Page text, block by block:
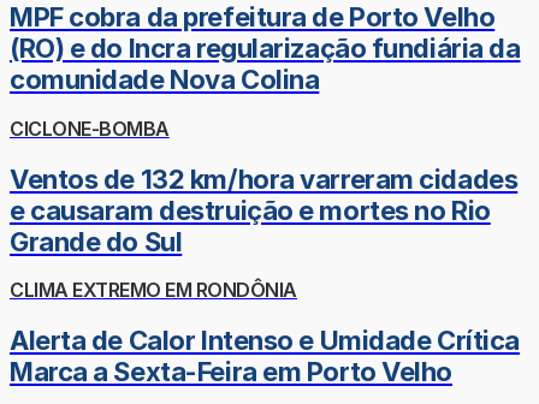
MPF cobra da prefeitura de Porto Velho
(RO) e do Incra regularização fundiária da
comunidade Nova Colina
CICLONE-BOMBA
Ventos de 132 km/hora varreram cidades
e causaram destruição e mortes no Rio
Grande do Sul
CLIMA EXTREMO EM RONDÔNIA
Alerta de Calor Intenso e Umidade Crítica
Marca a Sexta-Feira em Porto Velho